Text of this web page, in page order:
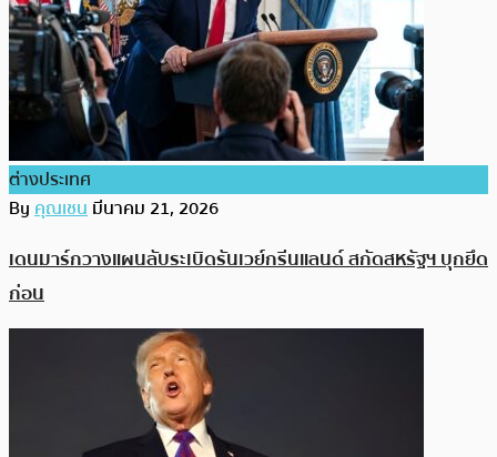
ต่างประเทศ
Byคุณเชนมีนาคม 21, 2026
เดนมาร์กวางแผนลับระเบิดรันเวย์กรีนแลนด์ สกัดสหรัฐฯ บุกยึด
ก่อน